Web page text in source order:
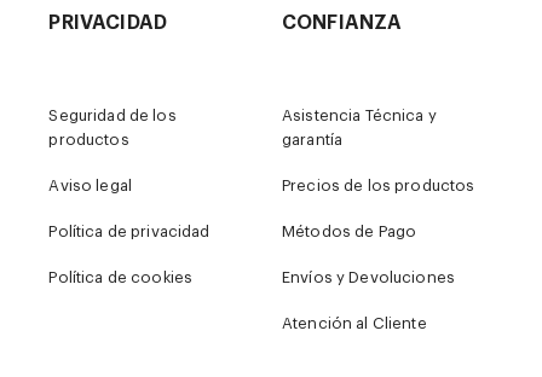
PRIVACIDAD
Seguridad de los
productos
Aviso legal
Política de privacidad
Política de cookies
CONFIANZA
Asistencia Técnica y
garantía
Precios de los productos
Métodos de Pago
Envíos y Devoluciones
Atención al Cliente